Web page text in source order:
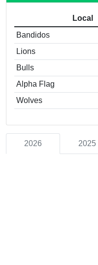
Local
Bandidos
Lions
Bulls
Alpha Flag
Wolves
2026 2025